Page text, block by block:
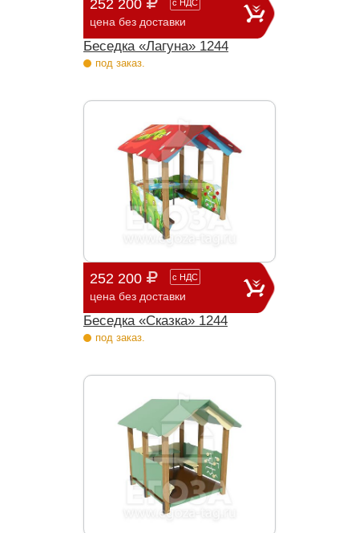
252 200 с НДС
цена без доставки
Беседка «Лагуна» 1244
под заказ.
252 200 с НДС
цена без доставки
Беседка «Сказка» 1244
под заказ.